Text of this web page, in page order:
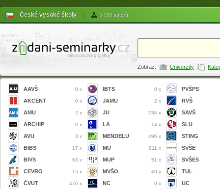
České vysoké školy | 3 060 autorů
Zobraz: Univerzity
AAVŠ 0 x
AKCENT 0 x
AMU 2 x
ARCHIP 0 x
AVU 3 x
BIBS 17 x
BIVS 63 x
CEVRO 15 x
ČVUT 476 x
IBTS 0 x
JAMU 2 x
JU 234 x
LA 14 x
MENDELU 496 x
MU 811 x
MUP 51 x
MVŠO 49 x
NC 0 x
PVŠPS
RVŠ
SAVŠ
SLU
STING
SVŠE
SVŠES
TUL
UC